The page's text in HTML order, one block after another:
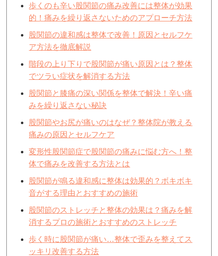
歩くのも辛い股関節の痛み改善には整体が効果
的！痛みを繰り返さないためのアプローチ方法
股関節の違和感は整体で改善！原因とセルフケ
ア方法を徹底解説
階段の上り下りで股関節が痛い原因とは？整体
でツラい症状を解消する方法
股関節と膝痛の深い関係を整体で解決！辛い痛
みを繰り返さない秘訣
股関節やお尻が痛いのはなぜ？整体院が教える
痛みの原因とセルフケア
変形性股関節症で股関節の痛みに悩む方へ！整
体で痛みを改善する方法とは
股関節が鳴る違和感に整体は効果的？ボキボキ
音がする理由とおすすめの施術
股関節のストレッチと整体の効果は？痛みを解
消するプロの施術とおすすめのストレッチ
歩く時に股関節が痛い…整体で歪みを整えてス
ッキリ改善する方法